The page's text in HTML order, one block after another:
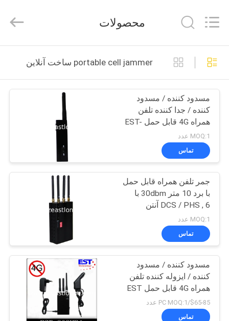
صفحه
اصلی
محصولات
فیلم
های
درباره
کارخانه
کنترل
کیفیت
ELECTRONICS(HK)
CO.,LTD.
Reserved.
محصولات
portable cell jammer ساخت آنلاین
مسدود کننده / مسدود
کننده / جدا کننده تلفن
همراه 4G قابل حمل EST-
808HE4 برای نظامی
MOQ:1 عدد
تماس
جمر تلفن همراه قابل حمل
با برد 10 متر 30dbm با
DCS / PHS , 6 آنتن
MOQ:1 عدد
تماس
مسدود کننده / مسدود
کننده / ایزوله کننده تلفن
همراه 4G قابل حمل EST
-808HE4 برای نظامی
$65-85/PC MOQ:1 عدد
تماس